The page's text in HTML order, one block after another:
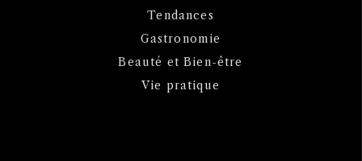
Tendances
Gastronomie
Beauté et Bien-être
Vie pratique